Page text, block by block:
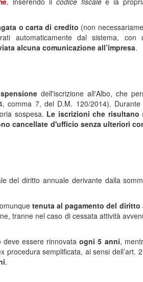
o carta di credito (non
automaticamente dal sistema, con
alcuna comunicazione all’impresa.
dell'iscrizione all'Albo, che
comma 7, del D.M. 120/2014).
sospesa. Le iscrizioni che risultano
cancellate d'ufficio senza ulteriori
del diritto annuale derivante dalla
tenuta al pagamento del diritto
tranne nel caso di cessata attività
deve essere rinnovataogni 5 anni,
procedura semplificata, ai sensi dell’art.
.